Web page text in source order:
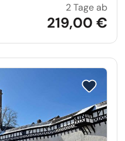
2 Tage ab
219,00 €
Reise auf